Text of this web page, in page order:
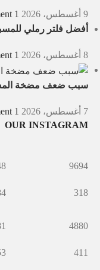
9 أغسطس، 2026
1 Comment
أفضل فلتر رملي
8 أغسطس، 2026 1 Comment
سبب ضعف مضخة
7 أغسطس، 2026
1 Comment
OUR INSTAGRAM
9694
318
4880
411